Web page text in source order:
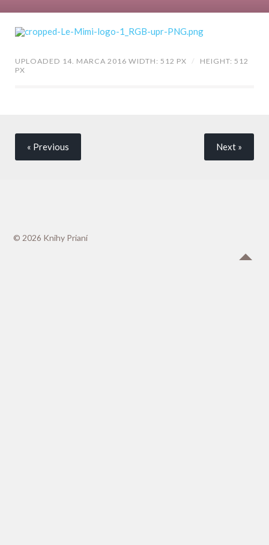
UPLOADED 14. MARCA 2016 WIDTH: 512 PX / HEIGHT: 512
PX
« Previous Next»
© 2026 Knihy Prianí